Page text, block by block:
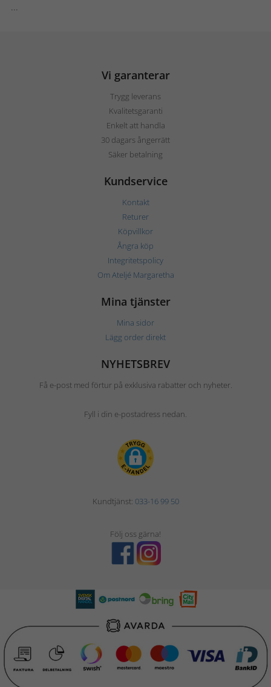
...
Vi garanterar
Trygg leverans
Kvalitetsgaranti
Enkelt att handla
30 dagars ångerrätt
Säker betalning
Kundservice
Kontakt
Returer
Köpvillkor
Ångra köp
Integritetspolicy
Om Ateljé Margaretha
Mina tjänster
Mina sidor
Lägg order direkt
NYHETSBREV
Få e-post med förtur på exklusiva rabatter och nyheter.
Fyll i din e-postadress nedan.
Kundtjänst: 033-16 99 50
Följ oss gärna!